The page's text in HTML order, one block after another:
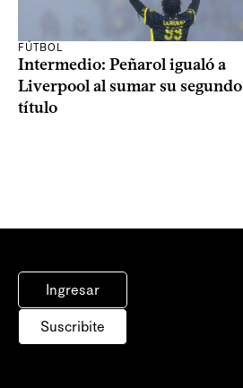
FÚTBOL
Intermedio: Peñarol igualó a
Liverpool al sumar su segundo
título
Ingresar
Suscribite